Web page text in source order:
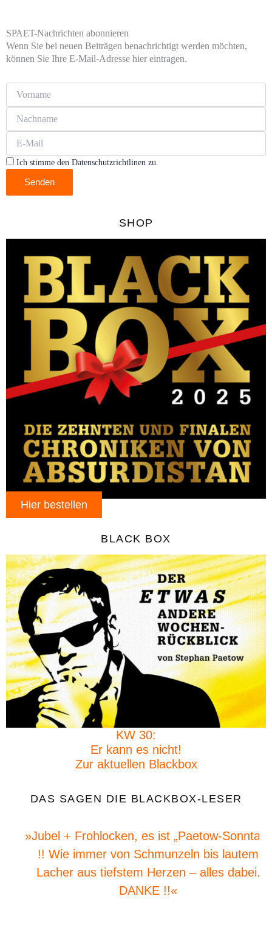
SPAET-Nachrichten abonnieren
Wenn Sie bei neuen Beiträgen benachrichtigt werden möchten,
können Sie Ihre E-Mail-Adresse hier eintragen.
Ich stimme den Datenschutzrichtlinen zu.
Senden
SHOP
Hier bestellen
BLACK BOX
KW 30:
Er kann es nicht!
Zur aktuellen Blackbox
DAS SAGEN DIE BLACKBOX-LESER
»Jubel + Frohlocken, es ist „Paetow-Sonntag“
!! Wie immer von Schmunzeln bis lautem
Lacher aus tiefstem Herzen – alles dabei.
DANKE !!«